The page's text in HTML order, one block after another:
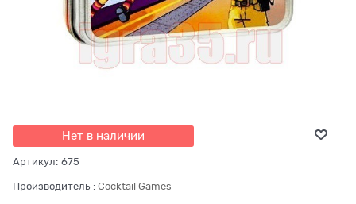
Нет в наличии
Артикул: 675
Производитель : Cocktail Games